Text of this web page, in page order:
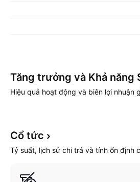
Tăng trưởng và Khả năng
Hiệu quả hoạt động và biên lợi nhuận
Cổ tức
Tỷ suất, lịch sử chi trả và tính ổn định